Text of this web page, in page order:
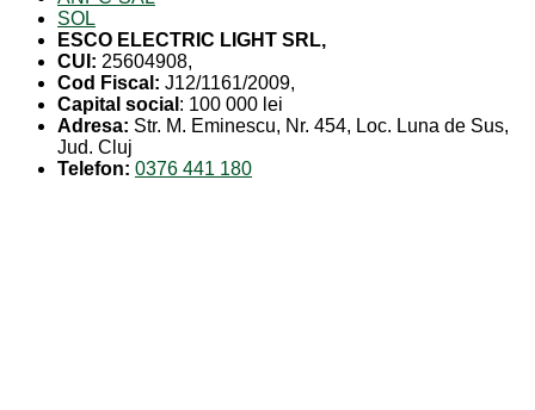
SOL
ESCO ELECTRIC LIGHT SRL,
CUI: 25604908,
Cod Fiscal: J12/1161/2009,
Capital social : 100 000 lei
Adresa: Str. M. Eminescu, Nr. 454, Loc. Luna de Sus,
Jud. Cluj
Telefon: 0376 441 180